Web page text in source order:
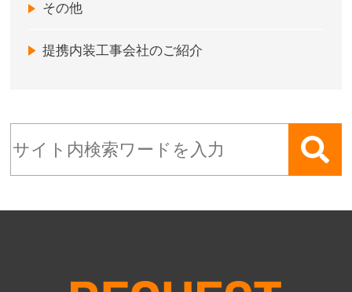
その他
提携内装工事会社のご紹介